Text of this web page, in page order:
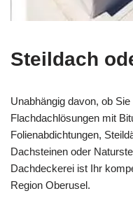
Steildach
Unabhängig davon, ob
Flachdachlösungen mit
Folienabdichtungen,
Dachsteinen oder
Dachdeckerei ist Ihr
Region Oberusel.